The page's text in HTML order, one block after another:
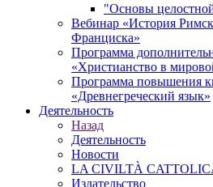
"Основы
Вебинар «История
Франциска»
Программа
«Христианство в
Программа повышения
«Древнегреческий язык»
Деятельность
Назад
Деятельность
Новости
LA CIVILTÀ
Издательство